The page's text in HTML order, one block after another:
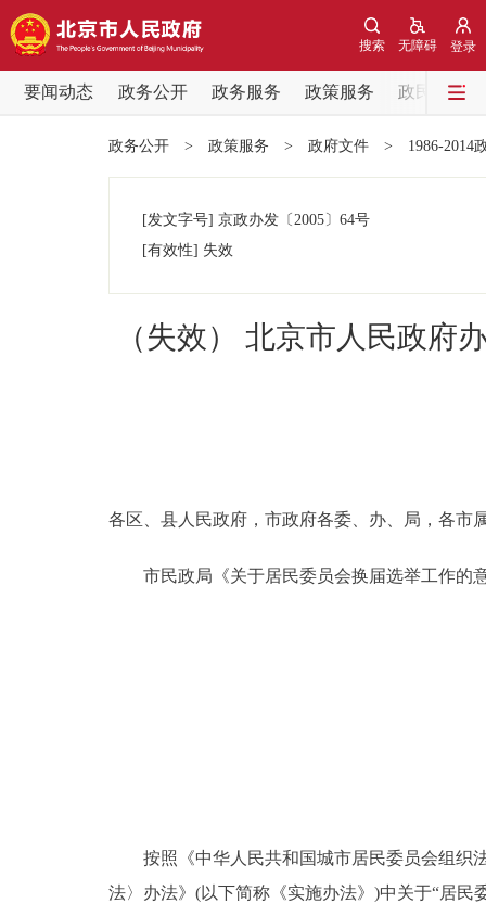
登录
无障碍
搜索
要闻动态 政务公开 政务服务 政策服务
政民互动
党中央精神
政务公开
12345网上接诉即办
政务公开 > 政策服务 > 政府文件 > 1986-2014
[发文字号] 京政办发 〔2005〕 64号
[有效性] 失效
（失效） 北京市人民政府
各区、县人民政府，市政府各委、办、局，各市
市民政局《关于居民委员会换届选举工作的
按照《中华人民共和国城市居民委员会组织法
法〉办法》(以下简称《实施办法》)中关于“居